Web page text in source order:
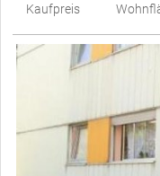
Kaufpreis